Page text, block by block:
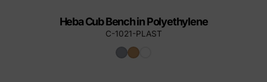
Heba Cub Bench in Polyethylene
C-1021-PLAST